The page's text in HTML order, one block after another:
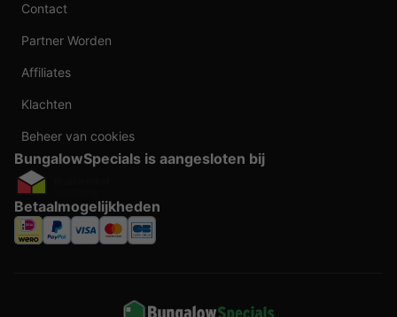
Contact
Partner Worden
Affiliates
Klachten
Beheer van cookies
BungalowSpecials is aangesloten bij
Betaalmogelijkheden